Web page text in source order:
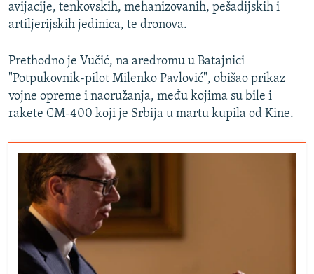
avijacije, tenkovskih, mehanizovanih, pešadijskih i
artiljerijskih jedinica, te dronova.
Prethodno je Vučić, na aredromu u Batajnici
"Potpukovnik-pilot Milenko Pavlović", obišao prikaz
vojne opreme i naoružanja, među kojima su bile i
rakete CM-400 koji je Srbija u martu kupila od Kine.